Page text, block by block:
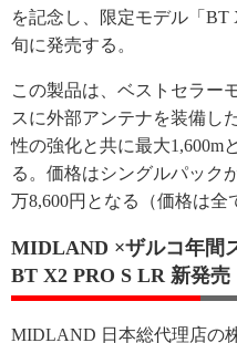
を記念し、限定モデル「BT
旬に発売する。
この製品は、ベストセラー
スに外部アンテナを装備し
性の強化と共に最大1,600m
る。価格はシングルパック
万8,600円となる（価格は全
MIDLAND ×ザルコ年間
BT X2 PRO S LR 新発売
MIDLAND 日本総代理店の